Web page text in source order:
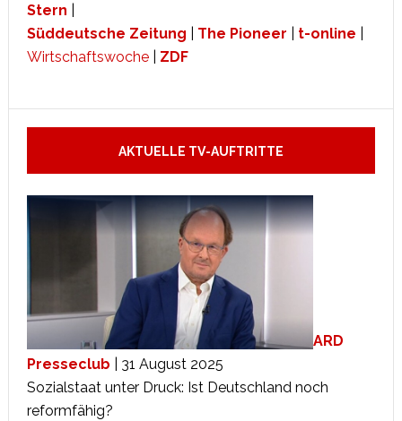
Stern
Süddeutsche Zeitung
The Pioneer t-online
Wirtschaftswoche| ZDF
AKTUELLE TV-AUFTRITTE
ARD
Presseclub | 31 August 2025
Sozialstaat unter Druck: Ist Deutschland noch
reformfähig?